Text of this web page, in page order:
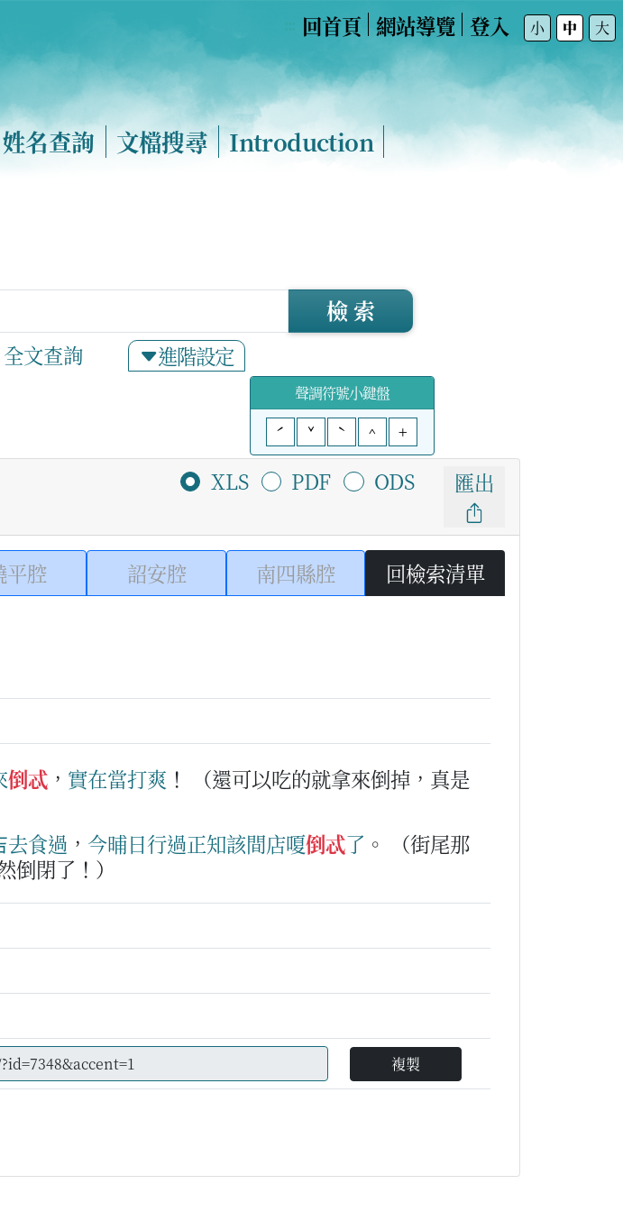
回首頁 網站導覽 登入 小 中 大
姓名查詢 文檔搜尋 Introduction
全文查詢 進階設定
檢 索
聲調符號小鍵盤
ˊ
ˇ ˋ ^ +
XLS PDF ODS 匯出
平腔 詔安腔 南四縣腔 回檢索清單
倒忒 ， 實在當打爽 ！
（還可以吃的就拿來倒掉，真是
去食過 ， 今晡日行過正知該間店嗄倒忒了 。
（街尾那
閉了！）
複製